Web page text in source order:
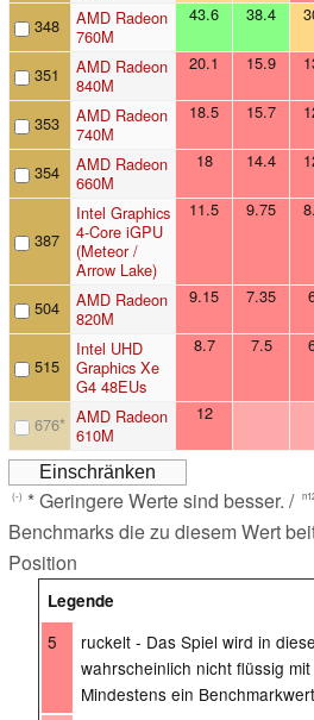
348
AMD Radeon
760M
43.6 38.4
351
AMD Radeon
840M
20.1 15.9
353
AMD Radeon
740M
18.5 15.7
354
AMD Radeon
660M
18 14.4
387
Intel Graphics
4-Core iGPU
(Meteor /
Arrow Lake)
11.5 9.75
504
AMD Radeon
820M
9.15 7.35
515
Intel UHD
Graphics Xe
G4 48EUs
8.7 7.5
676* AMD Radeon
610M
12
(-) * Geringere Werte sind besser. /
Benchmarks die zu diesem Wert
Position
Legende
5
ruckelt - Das Spiel wird in
wahrscheinlich nicht flüssig
Mindestens ein